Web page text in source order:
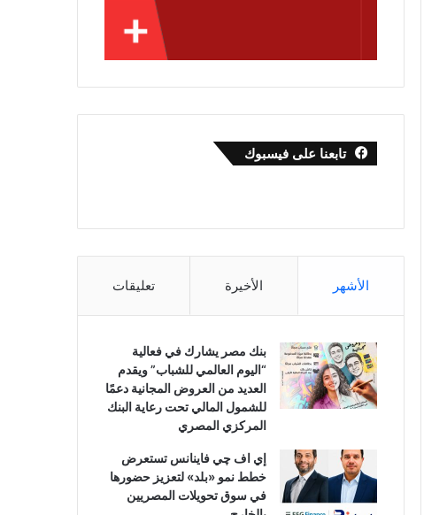
تابعنا على فيسبوك
الأشهر الأخيرة تعليقات
بنك مصر يشارك في فعالية
“اليوم العالمي للشباب” ويقدم
العديد من العروض المجانية دعمًا
للشمول المالي تحت رعاية البنك
المركزي المصري
إي اف چي فاينانس تستعرض
خطط نمو «بلد» لتعزيز حضورها
في سوق تحويلات المصريين